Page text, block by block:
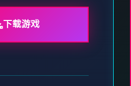
下载游戏